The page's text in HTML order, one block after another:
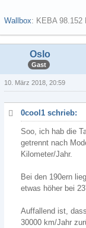
Wallbox: KEBA 98.152
Oslo
Gast
10. März 2018, 20:59
0cool1 schrieb:
Soo, ich hab die
getrennt nach
Kilometer/Jahr.
Bei den 190ern
etwas höher bei
Auffallend ist,
30000 km/Jahr